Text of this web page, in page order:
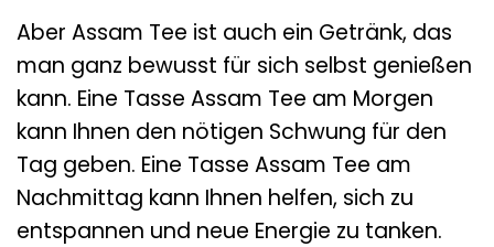
Aber Assam Tee ist auch ein Getränk, das
man ganz bewusst für sich selbst genießen
kann. Eine Tasse Assam Tee am Morgen
kann Ihnen den nötigen Schwung für den
Tag geben. Eine Tasse Assam Tee am
Nachmittag kann Ihnen helfen, sich zu
entspannen und neue Energie zu tanken.